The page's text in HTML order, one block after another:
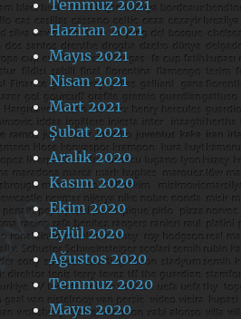
Temmuz 2021
Haziran 2021
Mayıs 2021
Nisan 2021
Mart 2021
Şubat 2021
Aralık 2020
Kasım 2020
Ekim 2020
Eylül 2020
Ağustos 2020
Temmuz 2020
Mayıs 2020